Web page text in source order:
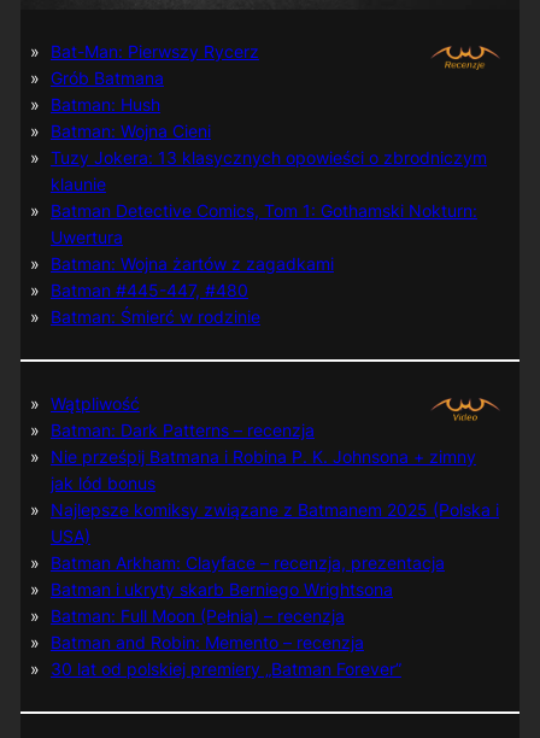
Bat-Man: Pierwszy Rycerz
Grób Batmana
Batman: Hush
Batman: Wojna Cieni
Tuzy Jokera: 13 klasycznych opowieści o zbrodniczym
klaunie
Batman Detective Comics, Tom 1: Gothamski Nokturn:
Uwertura
Batman: Wojna żartów z zagadkami
Batman #445-447, #480
Batman: Śmierć w rodzinie
Wątpliwość
Batman: Dark Patterns – recenzja
Nie prześpij Batmana i Robina P. K. Johnsona + zimny
jak lód bonus
Najlepsze komiksy związane z Batmanem 2025 (Polska i
USA)
Batman Arkham: Clayface – recenzja, prezentacja
Batman i ukryty skarb Berniego Wrightsona
Batman: Full Moon (Pełnia) – recenzja
Batman and Robin: Memento – recenzja
30 lat od polskiej premiery „Batman Forever”